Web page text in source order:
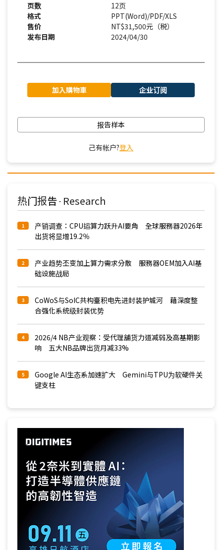
页数
12页
格式
PPT(Word)/PDF/XLS
售价
NT$31,500元（税）
发布日期
2024/04/30
加入購物車 企业订阅
报告样本
己有帐户?登入
热门报告 - Research
1
产销调查：CPU运算力跃升AI要角 全球服務器2026年
出货将显增19.2％
2
产业趋势丕变加上算力需求分散 服務器OEM加入AI基
础设施战局
3
CoWoS与SoIC共构臺积电先进封装护城河 藉深度整
合强化系统级封装优势
4
2026/4 NB产业观察：受代理舖货力道减弱及高基期影
响 五大NB品牌出货月减33%
5
Google AI生态系加速扩大 Gemini与TPU为软硬件关
键支柱